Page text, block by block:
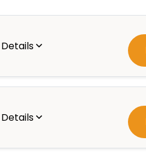
Details
Details